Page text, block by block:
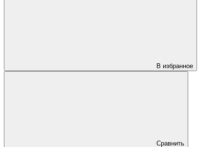
В избранное
Сравнить